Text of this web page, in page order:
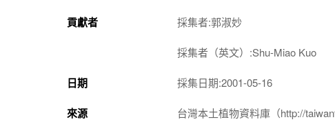
貢獻者 採集者:郭淑妙
採集者（英文）:Shu-Miao Kuo
日期 採集日期:2001-05-16
來源 台灣本土植物資料庫（http://